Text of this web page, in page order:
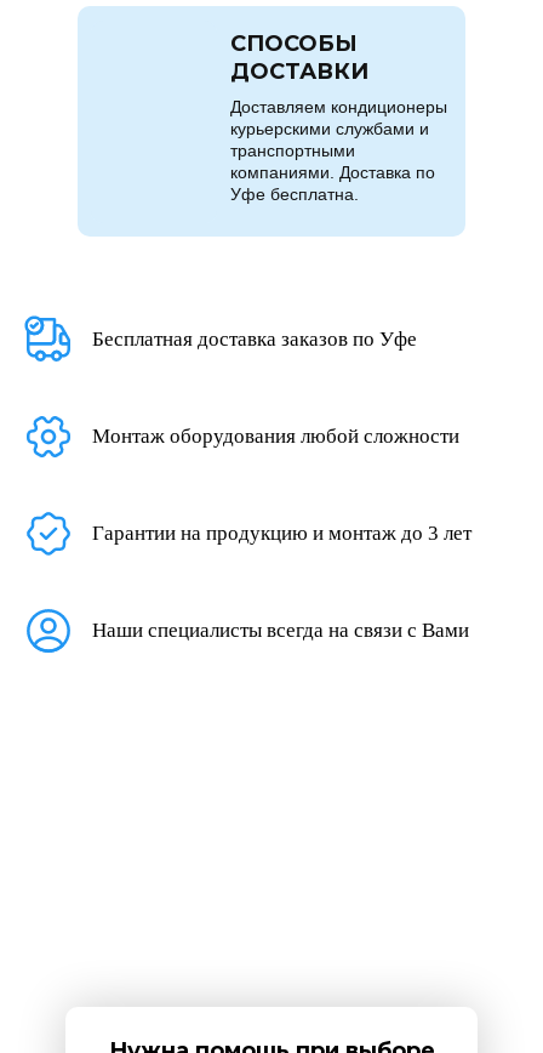
Доставляем кондиционеры
курьерскими службами и
транспортными
компаниями. Доставка по
Уфе бесплатна.
СПОСОБЫ
ДОСТАВКИ
Бесплатная доставка заказов по Уфе
Монтаж оборудования любой сложности
Гарантии на продукцию и монтаж до 3 лет
Наши специалисты всегда на связи с Вами